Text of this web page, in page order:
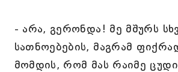
- არა, გერონდა! მე მშურს
სათნოებების, მაგრამ
მომდის, რომ მას რაიმე